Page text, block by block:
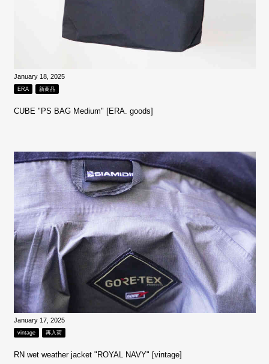
January 18, 2025
ERA 新商品
CUBE "PS BAG Medium" [ERA. goods]
January 17, 2025
vintage 再入荷
RN wet weather jacket "ROYAL NAVY" [vintage]